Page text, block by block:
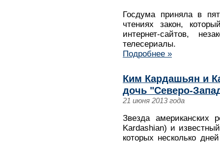
Госдума приняла в
чтениях закон,
интернет-сайтов,
телесериалы.
Подробнее »
Ким Кардашьян и
дочь "Северо-
21 июня 2013 года
Звезда американских
Kardashian) и
которых несколько